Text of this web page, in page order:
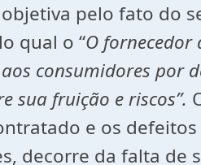
pelo fato do
qual o “O fornecedor
consumidores por
sua fruição e riscos”.
e os
decorre da falta